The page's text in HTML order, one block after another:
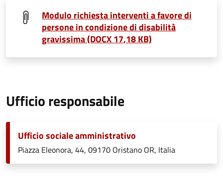
Modulo richiesta interventi a favore di
persone in condizione di disabilità
gravissima (DOCX 17,18 KB)
Ufficio responsabile
Ufficio sociale amministrativo
Piazza Eleonora, 44, 09170 Oristano OR, Italia